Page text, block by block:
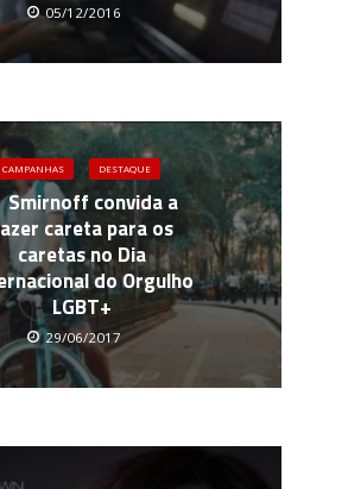
05/12/2016
CAMPANHAS DESTAQUE
Smirnoff convida a
careta para os
caretas no Dia
do Orgulho
LGBT+
29/06/2017